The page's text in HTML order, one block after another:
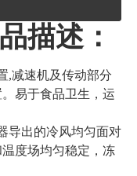
描述：
,减速机及传动部分
易于食品卫生，运
导出的冷风均匀面对
度场均匀稳定， 冻